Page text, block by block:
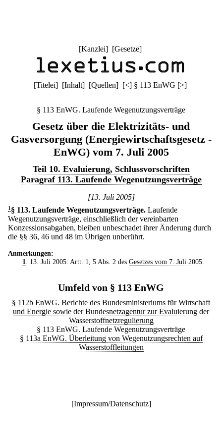
[Kanzlei] [Gesetze]
[Titelei] [Inhalt] [Quellen] [<] § 113 EnWG [>]
§ 113 EnWG. Laufende Wegenutzungsverträge
Gesetz über die Elektrizitäts- und
Gasversorgung (Energiewirtschaftsgesetz -
EnWG) vom 7. Juli 2005
Teil 10. Evaluierung, Schlussvorschriften
Paragraf 113. Laufende Wegenutzungsverträge
[13. Juli 2005]
1 § 113. Laufende Wegenutzungsverträge. Laufende
Wegenutzungsverträge, einschließlich der vereinbarten
Konzessionsabgaben, bleiben unbeschadet ihrer Änderung durch
die §§ 36, 46 und 48 im Übrigen unberührt.
Anmerkungen:
1
. 13. Juli 2005: Artt. 1, 5 Abs. 2 des Gesetzes vom 7. Juli 2005.
Umfeld von § 113 EnWG
§ 112b EnWG. Berichte des Bundesministeriums für Wirtschaft
und Energie sowie der Bundesnetzagentur zur Evaluierung der
Wasserstoffnetzregulierung
§ 113 EnWG. Laufende Wegenutzungsverträge
§ 113a EnWG. Überleitung von Wegenutzungsrechten auf
Wasserstoffleitungen
[Impressum/Datenschutz]